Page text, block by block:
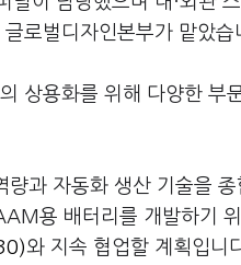
로벌디자인본부가 맡았습
상용화를 위해 다양한 부
과 자동화 생산 기술을 종
용 배터리를 개발하기
와 지속 협업할 계획입니